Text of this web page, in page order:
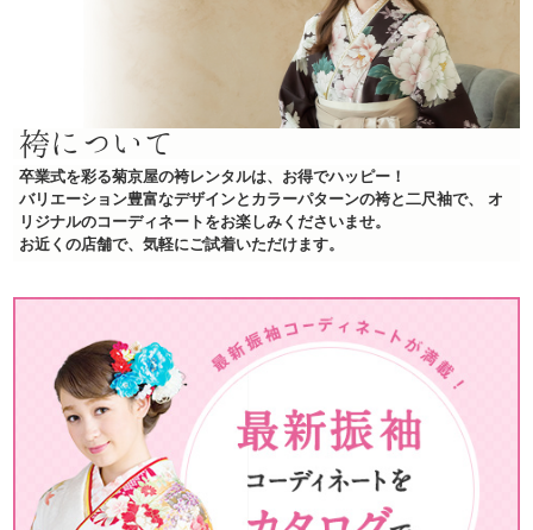
袴について
卒業式を彩る菊京屋の袴レンタルは、お得でハッピー！
バリエーション豊富なデザインとカラーパターンの袴と二尺袖で、
オ
リジナルのコーディネートをお楽しみくださいませ。
お近くの店舗で、気軽にご試着いただけます。